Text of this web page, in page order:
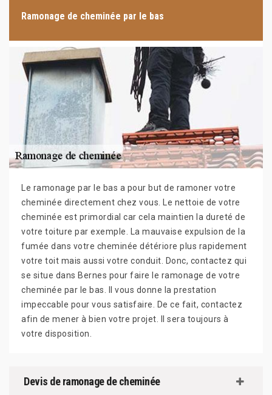
Ramonage de cheminée par le bas
Le ramonage par le bas a pour but de ramoner votre
cheminée directement chez vous. Le nettoie de votre
cheminée est primordial car cela maintien la dureté de
votre toiture par exemple. La mauvaise expulsion de la
fumée dans votre cheminée détériore plus rapidement
votre toit mais aussi votre conduit. Donc, contactez qui
se situe dans Bernes pour faire le ramonage de votre
cheminée par le bas. Il vous donne la prestation
impeccable pour vous satisfaire. De ce fait, contactez
afin de mener à bien votre projet. Il sera toujours à
votre disposition.
Devis de ramonage de cheminée